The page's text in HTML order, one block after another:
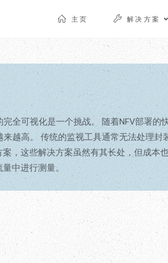
主页 解决方案
全可视化是一个挑战。 随着NFV部署的
越高。 传统的监视工具通常无法处理
，这些解决方案虽然有其长处，但成本
量中进行测量。